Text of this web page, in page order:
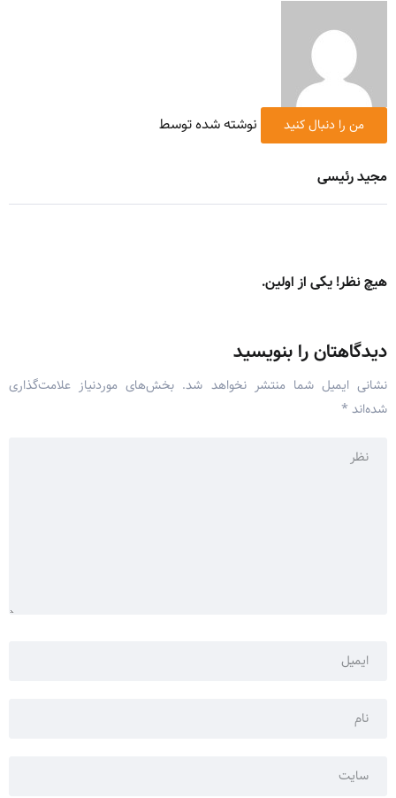
من را دنبال کنید نوشته شده توسط
مجید رئیسی
هیچ نظر! یکی از اولین.
دیدگاهتان را بنویسید
نشانی ایمیل شما منتشر نخواهد شد. بخش‌های موردنیاز علامت‌گذاری
شده‌اند *